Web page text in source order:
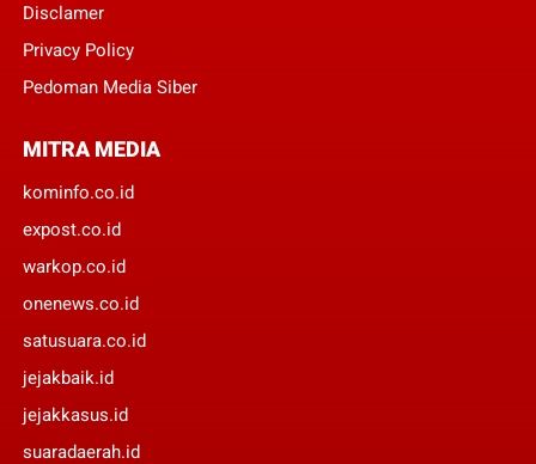
Disclamer
Privacy Policy
Pedoman Media Siber
MITRA MEDIA
kominfo.co.id
expost.co.id
warkop.co.id
onenews.co.id
satusuara.co.id
jejakbaik.id
jejakkasus.id
suaradaerah.id